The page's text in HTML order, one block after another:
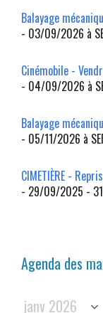
Balayage
- 03/09/2026 à
Cinémobile -
- 04/09/2026 à
Balayage
- 05/11/2026 à
CIMETIÈRE -
- 29/09/2025 -
Agenda des